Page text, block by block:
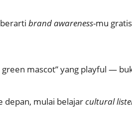
brand awareness-mu
mascot” yang playful —
depan, mulai belajarcultural